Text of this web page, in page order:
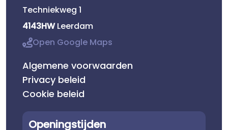
Techniekweg 1
4143HWLeerdam
Open Google Maps
Algemene voorwaarden
Privacy beleid
Cookie beleid
Openingstijden